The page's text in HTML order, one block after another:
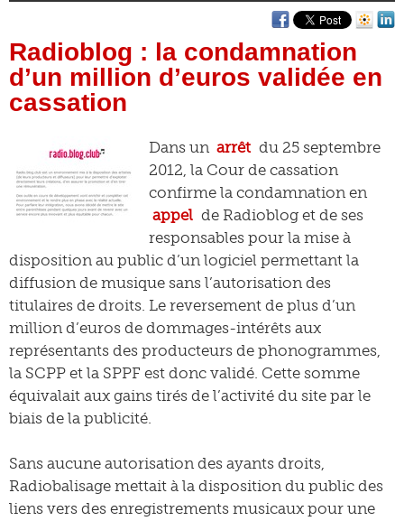
Radioblog : la condamnation
d’un million d’euros validée en
cassation
Dans un arrêt du 25 septembre
2012, la Cour de cassation
confirme la condamnation en
appel de Radioblog et de ses
responsables pour la mise à
disposition au public d’un logiciel permettant la
diffusion de musique sans l’autorisation des
titulaires de droits. Le reversement de plus d’un
million d’euros de dommages-intérêts aux
représentants des producteurs de phonogrammes,
la SCPP et la SPPF est donc validé. Cette somme
équivalait aux gains tirés de l’activité du site par le
biais de la publicité.
Sans aucune autorisation des ayants droits,
Radiobalisage mettait à la disposition du public des
liens vers des enregistrements musicaux pour une